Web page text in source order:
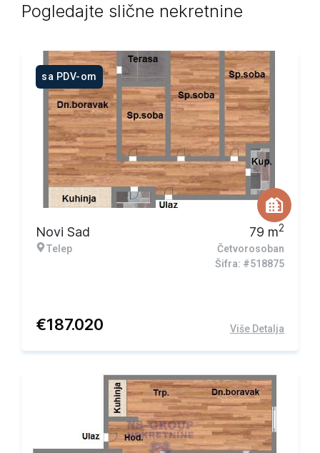
Pogledajte slične nekretnine
sa PDV-om
Novi Sad
Telep
79 m2
Četvorosoban
Šifra: #518875
€187.020 Više Detalja